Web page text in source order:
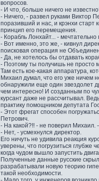
вопросов.
- И что, больше ничего не
- Ничего, - развел руками Виктор
поразивший и нас, и крэнхи старт
принцип его перемещения.
- Корабль Лонхайт... -
- Вот именно, это же, - кивнул
поисковая операция не
- Да, не хотелось бы отдавать
- Поэтому ты получишь не просто
Там есть кое-какая аппаратура,
Михаил думал, что его уже ничем
обнаружили еще один звездолет
чем интересно! И созданным по
курсант даже не рассчитывал.
практику помощником депутата
- Этот фрегат способен
Петрович.
- На какой?!! - не поверил Михаил.
- Нет, - усмехнулся директор.
Его ничуть не удивила реакция
уверены, что погрузиться глубже
когда чудом вышло запустить
Полученные данные русские
разрабатывали новую теорию
такой необходимости.